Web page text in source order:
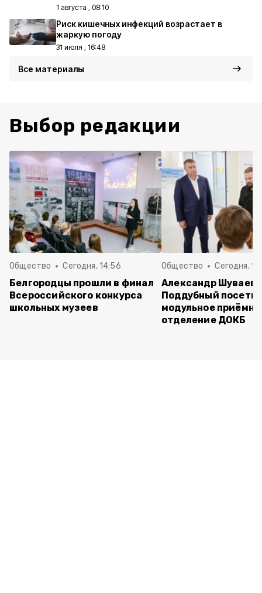
1 августа , 08:10
Риск кишечных инфекций возрастает в
жаркую погоду
31 июля , 16:48
Все материалы
Выбор редакции
Общество Сегодня, 14:56
Белгородцы прошли в финал
Всероссийского конкурса
школьных музеев
Общество Сегодня,
Александр Шуваев
Поддубный
модульное
отделение ДОКБ